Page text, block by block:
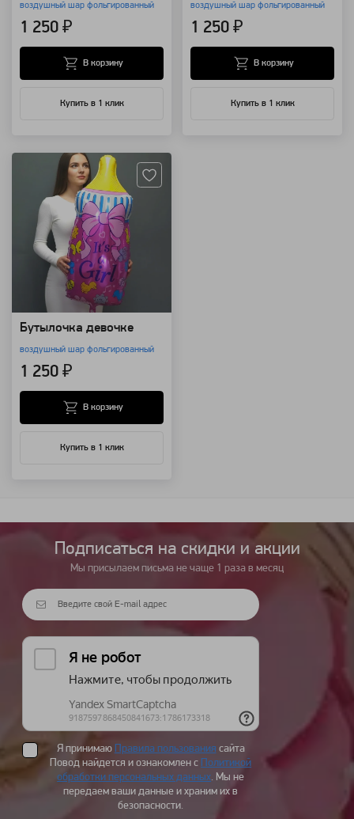
воздушный шар фольгированный
1 250 ₽
Купить в 1 клик
В корзину
воздушный шар фольгированный
1 250 ₽
Купить в 1 клик
В корзину
Бутылочка девочке
воздушный шар фольгированный
1 250 ₽
Купить в 1 клик
В корзину
Подписаться на cкидки и акции
Мы присылаем письма не чаще 1 раза в месяц
Я принимаю Правила пользования сайта
Повод найдется и ознакомлен с
Политикой
обработки персональных данных. Мы не
передаем ваши данные и храним их в
безопасности.